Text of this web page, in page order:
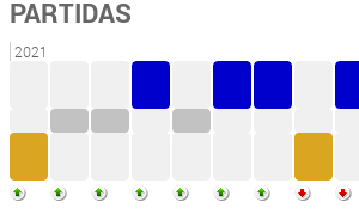
PARTIDAS
2021